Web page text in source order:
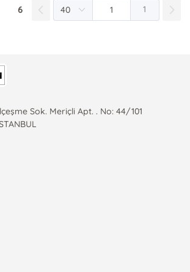
6 1
Sok. Meriçli Apt. . No: 44/101